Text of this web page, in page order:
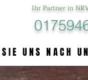
Ihr Partner in
UNS NACH
UNS NACH